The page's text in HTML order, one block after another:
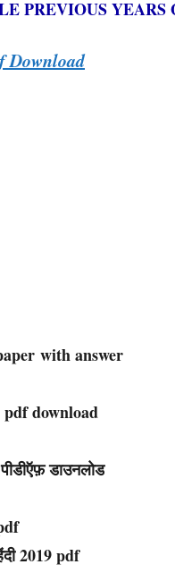
PREVIOUS
Download
with answer
download
डाउनलोड
2019 pdf